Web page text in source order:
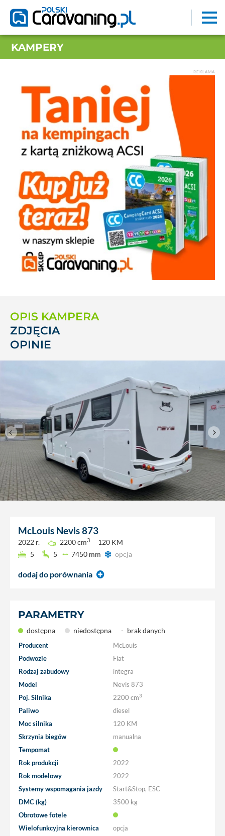
KAMPERY
REKLAMA
OPIS KAMPERA
ZDJĘCIA
OPINIE
McLouis Nevis 873
2022 r. 2200 cm3
120 KM
5
5 7450 mm opcja
dodaj do porównania
PARAMETRY
dostępna niedostępna - brak danych
Producent
McLouis
Podwozie
Fiat
Rodzaj zabudowy
integra
Model
Nevis 873
Poj. Silnika
2200 cm3
Paliwo
diesel
Moc silnika
120 KM
Skrzynia biegów
manualna
Tempomat
Rok produkcji
2022
Rok modelowy
2022
Systemy wspomagania jazdy
Start&Stop, ESC
DMC (kg)
3500 kg
Obrotowe fotele
Wielofunkcyjna kierownica
opcja